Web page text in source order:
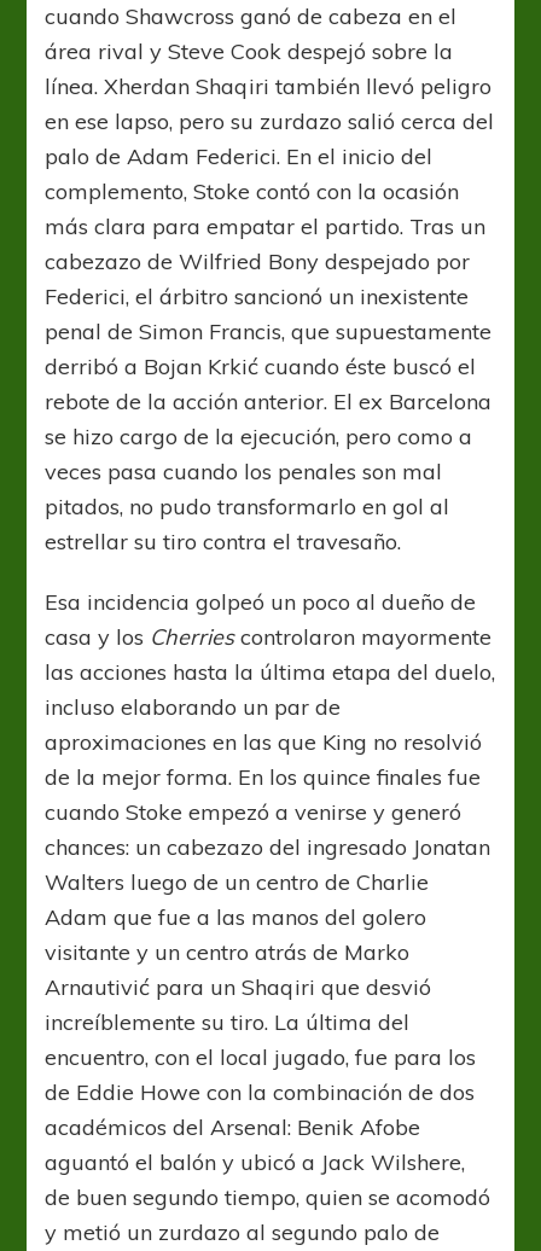
cuando Shawcross ganó de cabeza en el
área rival y Steve Cook despejó sobre la
línea. Xherdan Shaqiri también llevó peligro
en ese lapso, pero su zurdazo salió cerca del
palo de Adam Federici. En el inicio del
complemento, Stoke contó con la ocasión
más clara para empatar el partido. Tras un
cabezazo de Wilfried Bony despejado por
Federici, el árbitro sancionó un inexistente
penal de Simon Francis, que supuestamente
derribó a Bojan Krkić cuando éste buscó el
rebote de la acción anterior. El ex Barcelona
se hizo cargo de la ejecución, pero como a
veces pasa cuando los penales son mal
pitados, no pudo transformarlo en gol al
estrellar su tiro contra el travesaño.
Esa incidencia golpeó un poco al dueño de
casa y los Cherriescontrolaron mayormente
las acciones hasta la última etapa del duelo,
incluso elaborando un par de
aproximaciones en las que King no resolvió
de la mejor forma. En los quince finales fue
cuando Stoke empezó a venirse y generó
chances: un cabezazo del ingresado Jonatan
Walters luego de un centro de Charlie
Adam que fue a las manos del golero
visitante y un centro atrás de Marko
Arnautivić para un Shaqiri que desvió
increíblemente su tiro. La última del
encuentro, con el local jugado, fue para los
de Eddie Howe con la combinación de dos
académicos del Arsenal: Benik Afobe
aguantó el balón y ubicó a Jack Wilshere,
de buen segundo tiempo, quien se acomodó
y metió un zurdazo al segundo palo de